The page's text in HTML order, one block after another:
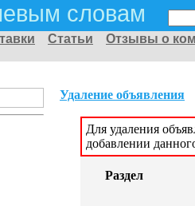
словам
Статьи
Отзывы о
Удаление объявления
Для удаления
добавлении
Раздел